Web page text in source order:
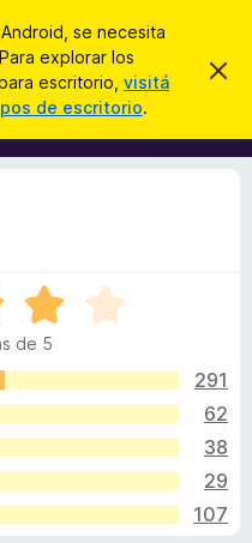
se necesita
explorar los
escritorio, visitá
de escritorio.
I
Iniciar sesión
de 5
291
62
38
29
107